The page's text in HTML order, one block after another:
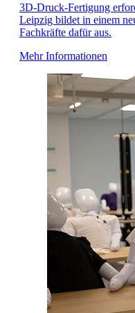
3D-Druck-Fertigung
Leipzig bildet in einem
Fachkräfte dafür aus.
Mehr Informationen